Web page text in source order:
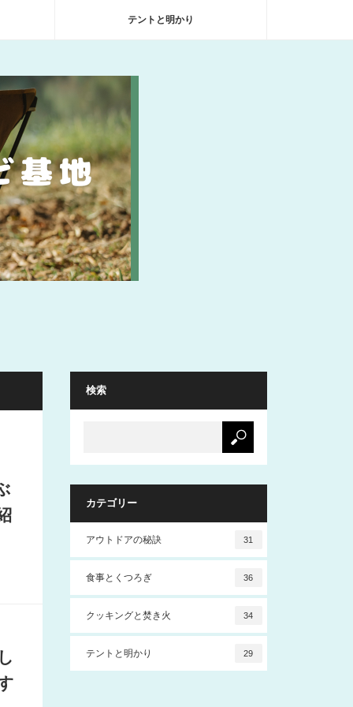
テントと明かり
検索
カテゴリー
アウトドアの秘訣 31
食事とくつろぎ 36
クッキングと焚き火 34
テントと明かり 29